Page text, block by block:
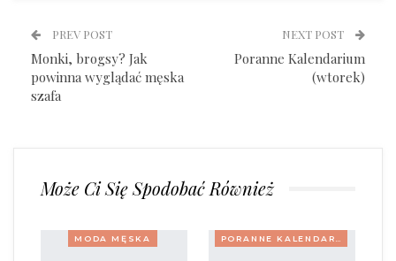
PREV POST
Monki, brogsy? Jak
powinna wyglądać męska
szafa
NEXT POST
Poranne Kalendarium
(wtorek)
Może Ci Się Spodobać Również
MODA MĘSKA